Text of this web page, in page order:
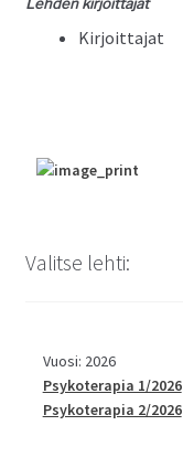
Kir­joit­ta­jat
Valitse lehti:
Vuosi: 2026
Psykoterapia 1/2026
Psykoterapia 2/2026